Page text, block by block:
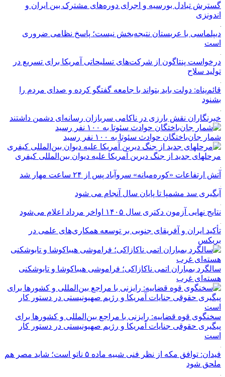
گسترش تبادل بورسیه و اجرای دوره‌های مشترک بین ایران و
اندونزی
دیپلماسی با عربستان نتیجه‌بخش نیست؛ پاسخ نظامی ضروری
است
درخواست پنتاگون از شرکت‌های تسلیحاتی آمریکا برای تسریع در
تولید سلاح
قائم‌پناه: دولت باید بتواند با جامعه گفتگو کرده و صدای مردم را
بشنود
خبرنگاران نقش بارزی در ناکامی سربازان رسانه‌ای دشمن داشتند
شمار جان‌باختگان حوادث سئوتا به ۱۰۰ نفر رسید
مرحله‎ای جدید از جنگ دیرین آمریکا علیه دیوان بین‌المللی کیفری
آتش ارتفاعات «کوره‌میانه» سروآباد پس از ۲۴ ساعت مهار شد
آبگیری سد مشمپا تا پایان سال آنجام می شود
نتایج نهایی آزمون دکتری سال ۱۴۰۵ اواخر مرداد اعلام می‌شود
تأکید ایران و آفریقای جنوبی بر توسعه همکاری‌های علمی در
بریکس
سالگرد بمباران اتمی ناکازاکی؛ فراموشی هیباکوشا و تابوشکنی
هسته‌ای غرب
سخنگوی قوه قضاییه: رایزنی‌ با مراجع بین‌المللی و کشور‌ها برای
پیگیری حقوقی جنایات آمریکا و رژیم صهیونیستی در دستور کار
است
فیدان: توافق مکه از نظر فنی شبیه ماده ۵ ناتو است؛ شاید مصر هم
ملحق شود